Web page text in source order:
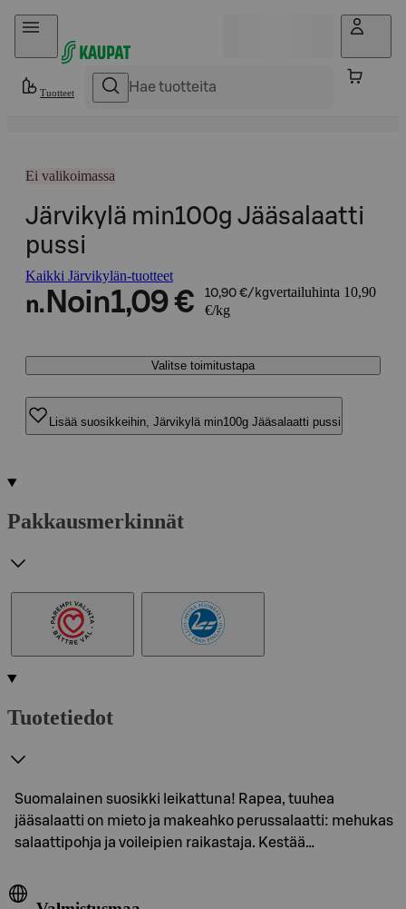
Hyppää sisältöön
Tuotteet
Ei valikoimassa
Järvikylä min100g Jääsalaatti
pussi
Kaikki Järvikylän-tuotteet
n. Noin1,09 € 10,90 €/kgvertailuhinta 10,90
€/kg
Valitse toimitustapa
Lisää suosikkeihin, Järvikylä min100g Jääsalaatti pussi
Pakkausmerkinnät
Tuotetiedot
Suomalainen suosikki leikattuna! Rapea, tuuhea
jääsalaatti on mieto ja makeahko perussalaatti: mehukas
salaattipohja ja voileipien raikastaja. Kestää…